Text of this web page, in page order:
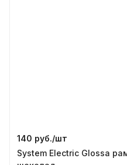
140 руб./шт
System Electric Glossa